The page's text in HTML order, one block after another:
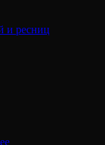
и ресниц